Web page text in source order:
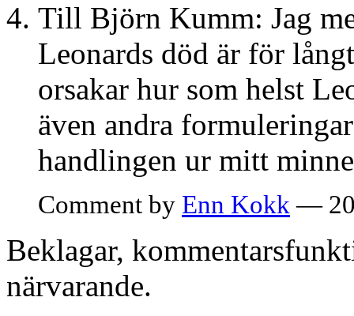
Till Björn Kumm: Jag
Leonards död är för
orsakar hur som helst
även andra
handlingen ur mitt
Comment by Enn Kokk —
Beklagar,
närvarande.